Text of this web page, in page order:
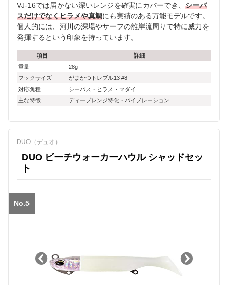
VJ-16では届かない深いレンジを確実にカバーでき、 シーバ
スだけでなくヒラメや真鯛にも実績のある万能モデルです。
個人的には、河川の深場やサーフの離岸流周りで特に威力を
発揮するという印象を持っています。
項目
詳細
重量
28g
フックサイズ
がまかつトレブル13 #8
対応魚種
シーバス・ヒラメ・マダイ
主な特徴
ディープレンジ特化・バイブレーション
DUO（デュオ）
DUO ビーチウォーカーハウル シャッドセッ
ト
No.5